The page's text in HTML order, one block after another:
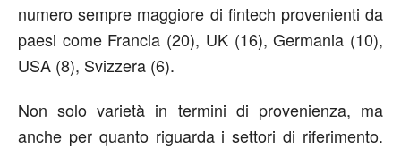
numero sempre maggiore di fintech provenienti da
paesi come Francia (20), UK (16), Germania (10),
USA (8), Svizzera (6).
Non solo varietà in termini di provenienza, ma
anche per quanto riguarda i settori di riferimento.